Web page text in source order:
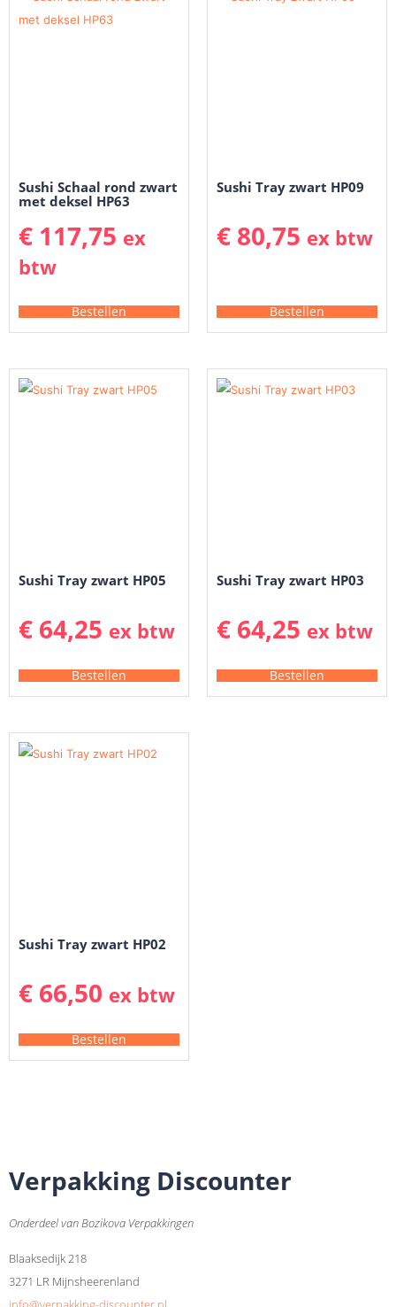
Sushi Schaal rond zwart
met deksel HP63
€ 117,75 ex
btw
Bestellen
Sushi Tray zwart HP09
€ 80,75 ex btw
Bestellen
Sushi Tray zwart HP05
€ 64,25 ex btw
Bestellen
Sushi Tray zwart HP03
€ 64,25 ex btw
Bestellen
Sushi Tray zwart HP02
€ 66,50 ex btw
Bestellen
Verpakking Discounter
Onderdeel van Bozikova Verpakkingen
Blaaksedijk 218
3271 LR Mijnsheerenland